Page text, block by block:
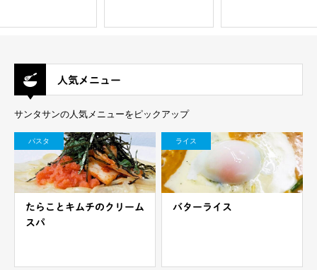
人気メニュー
サンタサンの人気メニューをピックアップ
パスタ
たらことキムチのクリーム
スパ
ライス
バターライス